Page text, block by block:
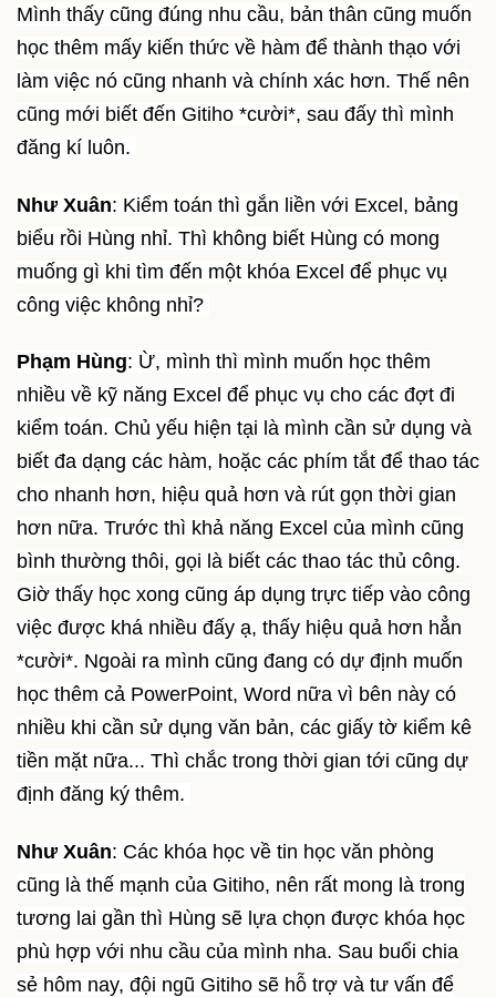
Mình thấy cũng đúng nhu cầu, bản thân cũng muốn
học thêm mấy kiến thức về hàm để thành thạo với
làm việc nó cũng nhanh và chính xác hơn. Thế nên
cũng mới biết đến Gitiho *cười*, sau đấy thì mình
đăng kí luôn.
Như Xuân: Kiểm toán thì gắn liền với Excel, bảng
biểu rồi Hùng nhỉ. Thì không biết Hùng có mong
muống gì khi tìm đến một khóa Excel để phục vụ
công việc không nhỉ?
Phạm Hùng: Ừ, mình thì mình muốn học thêm
nhiều về kỹ năng Excel để phục vụ cho các đợt đi
kiểm toán. Chủ yếu hiện tại là mình cần sử dụng và
biết đa dạng các hàm, hoặc các phím tắt để thao tác
cho nhanh hơn, hiệu quả hơn và rút gọn thời gian
hơn nữa. Trước thì khả năng Excel của mình cũng
bình thường thôi, gọi là biết các thao tác thủ công.
Giờ thấy học xong cũng áp dụng trực tiếp vào công
việc được khá nhiều đấy ạ, thấy hiệu quả hơn hẳn
*cười*. Ngoài ra mình cũng đang có dự định muốn
học thêm cả PowerPoint, Word nữa vì bên này có
nhiều khi cần sử dụng văn bản, các giấy tờ kiểm kê
tiền mặt nữa... Thì chắc trong thời gian tới cũng dự
định đăng ký thêm.
Như Xuân: Các khóa học về tin học văn phòng
cũng là thế mạnh của Gitiho, nên rất mong là trong
tương lai gần thì Hùng sẽ lựa chọn được khóa học
phù hợp với nhu cầu của mình nha. Sau buổi chia
sẻ hôm nay, đội ngũ Gitiho sẽ hỗ trợ và tư vấn để